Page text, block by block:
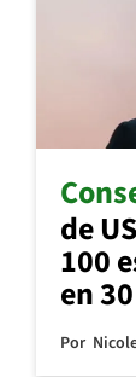
de
100
en
Por